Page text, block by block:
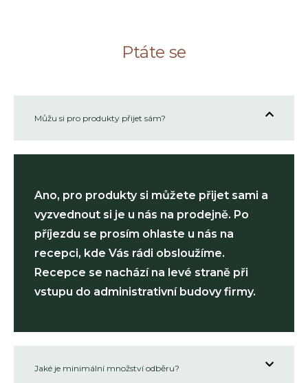
Ptáte se
Můžu si pro produkty přijet sám?
Ano, pro produkty si můžete přijet sami a
vyzvednout si je u nás na prodejně. Po
příjezdu se prosím ohlaste u nás na
recepci, kde Vás rádi obsloužíme.
Recepce se nachází na levé straně při
vstupu do administrativní budovy firmy.
Jaké je minimální množství odběru?